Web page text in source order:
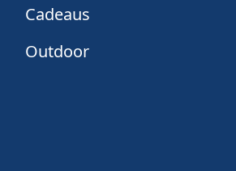
Cadeaus
Outdoor